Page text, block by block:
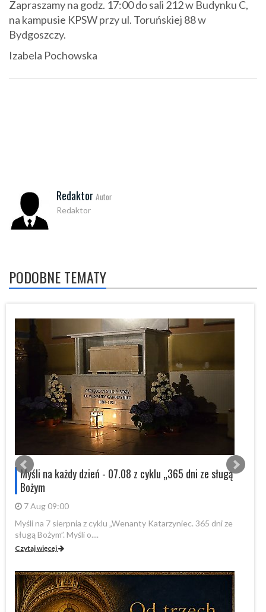
Zapraszamy na godz. 17:00 do sali 212 w Budynku C,
na kampusie KPSW przy ul. Toruńskiej 88 w
Bydgoszczy.
Izabela Pochowska
Redaktor Autor
Redaktor
PODOBNE TEMATY
Myśli na każdy dzień - 07.08 z cyklu „365 dni ze sługą
Bożym
7 Aug 09:00
Myśli na 7 sierpnia z cyklu „Wenanty Katarzyniec. 365 dni ze
sługą Bożym”. Myśli o....
Czytaj więcej